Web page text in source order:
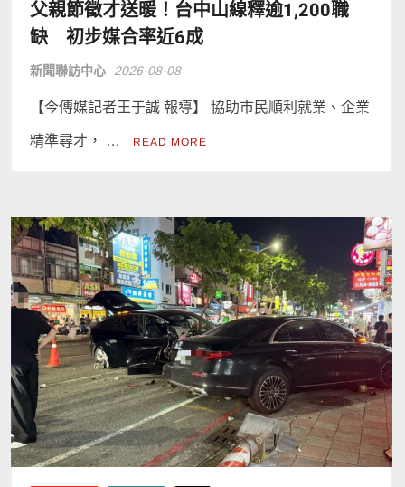
父親節徵才送暖！台中山線釋逾1,200職
缺 初步媒合率近6成
新聞聯訪中心 2026-08-08
【今傳媒記者王于誠 報導】 協助市民順利就業、企業
精準尋才， … READ MORE